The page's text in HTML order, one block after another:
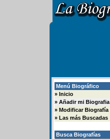
Menú Biográfico
» Inicio
» Añadir mi Biografia
» Modificar Biografía
» Las más Buscadas
Busca Biografías